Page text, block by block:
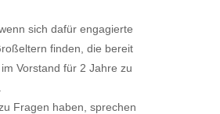
sich dafür engagierte
finden, die bereit
Vorstand für 2 Jahre zu
Fragen haben, sprechen